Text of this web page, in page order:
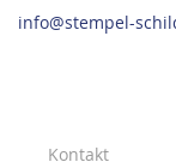
info@stempel-
Kontakt